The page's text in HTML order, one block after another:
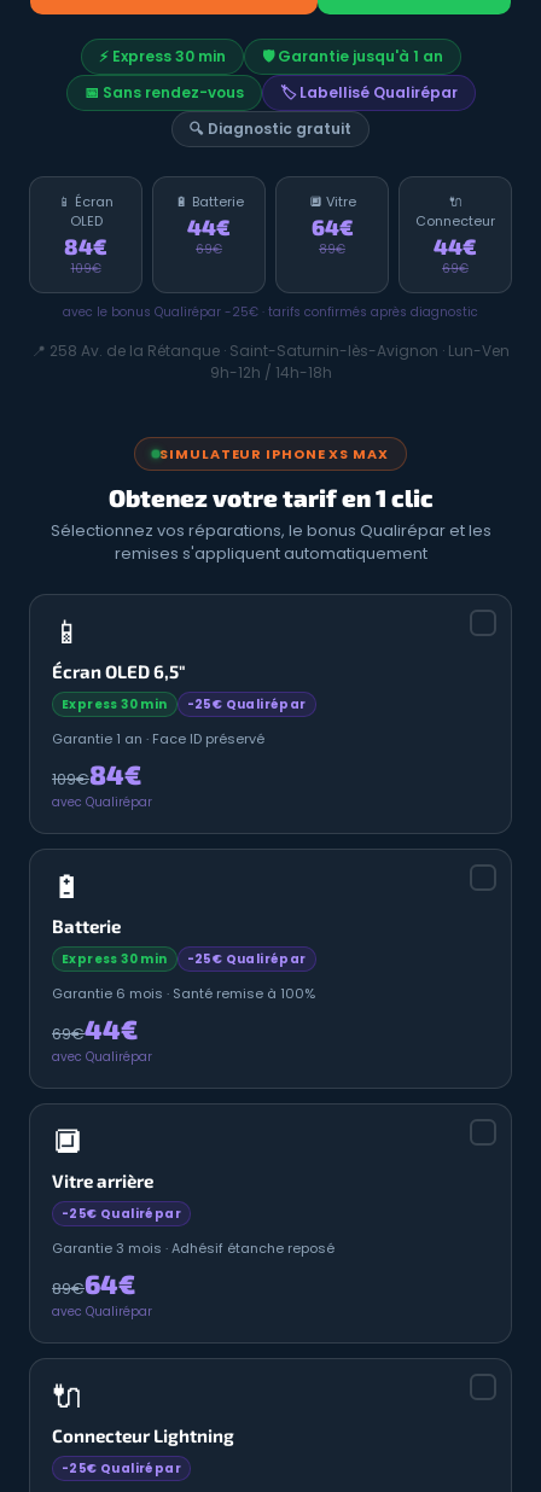
⚡ Express 30 min
🛡️ Garantie jusqu'à 1 an
📅 Sans rendez-vous
🏷️ Labellisé Qualirépar
🔍 Diagnostic gratuit
📱 Écran
OLED
84€
109€
🔋 Batterie
44€
69€
🔲 Vitre
64€
89€
🔌
Connecteur
44€
69€
avec le bonus Qualirépar -25€ · tarifs confirmés après diagnostic
📍 258 Av. de la Rétanque · Saint-Saturnin-lès-Avignon · Lun-Ven
9h-12h / 14h-18h
SIMULATEUR IPHONE XS MAX
Obtenez votre tarif en 1 clic
Sélectionnez vos réparations, le bonus Qualirépar et les
remises s'appliquent automatiquement
📱
Écran OLED 6,5"
Express 30 min -25€ Qualirépar
Garantie 1 an · Face ID préservé
109€84€
avec Qualirépar
🔋
Batterie
Express 30 min -25€ Qualirépar
Garantie 6 mois · Santé remise à 100%
69€44€
avec Qualirépar
🔲
Vitre arrière
-25€ Qualirépar
Garantie 3 mois · Adhésif étanche reposé
89€64€
avec Qualirépar
🔌
Connecteur Lightning
-25€ Qualirépar